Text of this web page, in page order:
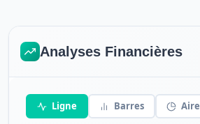
Analyses Financières
Ligne Barres Aire